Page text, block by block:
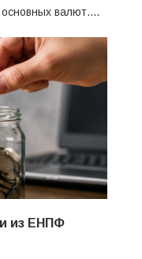
валют....
из ЕНПФ